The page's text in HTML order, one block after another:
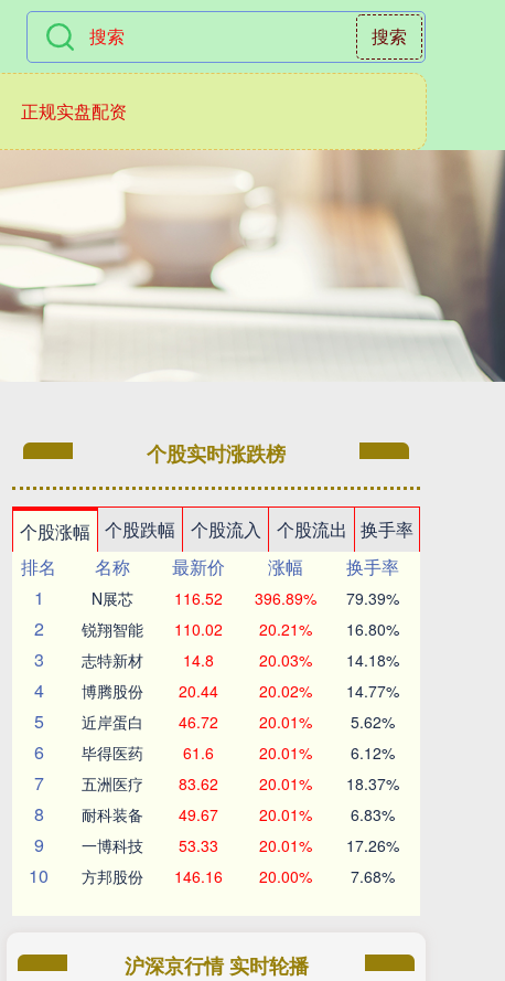
搜索
正规实盘配资
个股实时涨跌榜
个股涨幅 个股跌幅 个股流入 个股流出
换手率
排名
名称 最新价 涨幅
换手率
1
N展芯 116.52 396.89% 79.39%
2 锐翔智能 110.02 20.21% 16.80%
3 志特新材 14.8 20.03% 14.18%
4 博腾股份 20.44 20.02% 14.77%
5 近岸蛋白 46.72 20.01% 5.62%
6 毕得医药 61.6 20.01% 6.12%
7 五洲医疗 83.62 20.01% 18.37%
8 耐科装备 49.67 20.01% 6.83%
9 一博科技 53.33 20.01% 17.26%
10 方邦股份 146.16 20.00% 7.68%
沪深京行情 实时轮播